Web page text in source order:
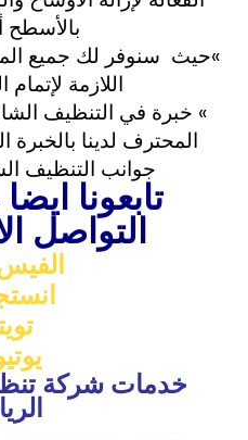
بالأسطح
»حيث سنوفر لك جميع
اللازمة
» خبرة في التنظيف
المحترف لدينا بالخبرة
جوانب التنظيف
تابعونا
التواصل
خدمات شركة